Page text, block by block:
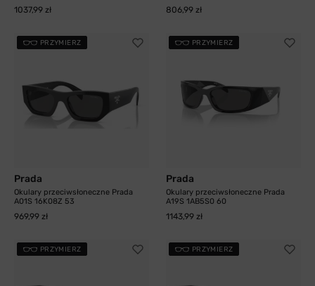
1037,99 zł 806,99 zł
PRZYMIERZ
Prada
Okulary przeciwsłoneczne Prada
A01S 16K08Z 53
969,99 zł
PRZYMIERZ
Prada
Okulary przeciwsłoneczne Prada
A19S 1AB5S0 60
1143,99 zł
PRZYMIERZ PRZYMIERZ